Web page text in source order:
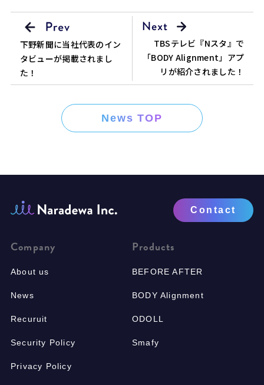
下野新聞に当社代表のイン
タビューが掲載されまし
た！
TBSテレビ『Nスタ』で
「BODY Alignment」アプ
リが紹介されました！
News TOP
Contact
Company
About us
News
Recuruit
Security Policy
Privacy Policy
Products
BEFORE AFTER
BODY Alignment
ODOLL
Smafy